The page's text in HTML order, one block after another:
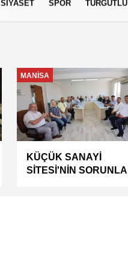
SİYASET SPOR TURGUTLU
GÜNDEM
7 Ağustos Cuma Günü
Turgutlu'da Elektrik